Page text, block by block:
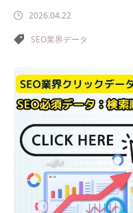
2026.04.22
SEO業界データ